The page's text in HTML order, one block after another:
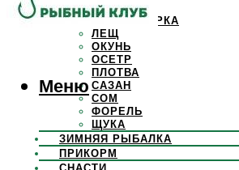
КАРП
КРАСНОПЕРКА
ЛЕЩ
ОКУНЬ
ОСЕТР
ПЛОТВА
САЗАН
СОМ
ФОРЕЛЬ
ЩУКА
ЗИМНЯЯ РЫБАЛКА
ПРИКОРМ
Меню